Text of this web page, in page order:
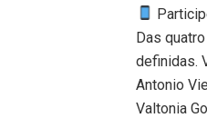
Das
definidas.
Antonio
Valtonia